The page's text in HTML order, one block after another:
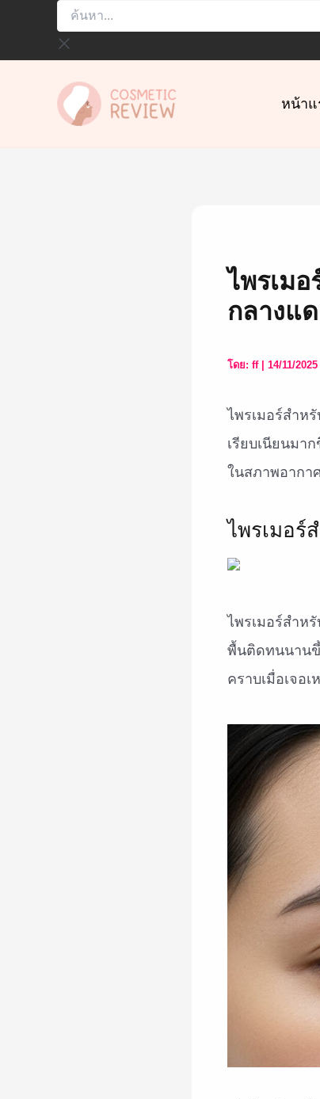
ค้นหา...
หน้าแ
ไพรเม
กลางแ
โดย: ff 14/11/2025
ไพรเมอร์สำห
เรียบเนียนมา
ในสภาพอากา
ไพรเมอร์
ไพรเมอร์สำห
พื้นติดทนนานขึ้
คราบเมื่อเจอ